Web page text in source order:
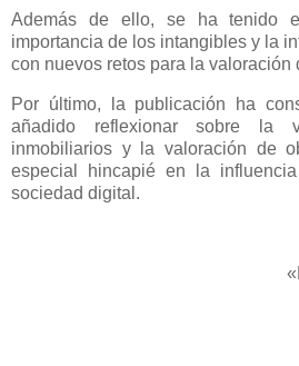
Además de ello, se ha tenido
importancia de los intangibles y la
con nuevos retos para la valoración
Por último, la publicación ha
añadido reflexionar sobre la
inmobiliarios y la valoración de
especial hincapié en la
sociedad digital.